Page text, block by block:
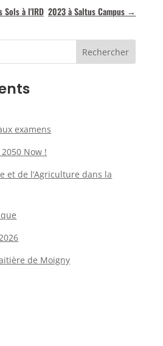
Sols à l'IRD 2023 à Saltus Campus →
Rechercher
examens
Now !
et de l’Agriculture dans la
de Moigny